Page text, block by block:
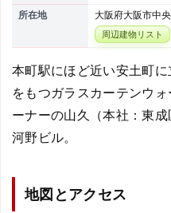
所在地
大阪府大阪市中
周辺建物リスト
本町駅にほど近い安土町
をもつガラスカーテンウ
ーナーの山久（本社：東
河野ビル。
地図とアクセス